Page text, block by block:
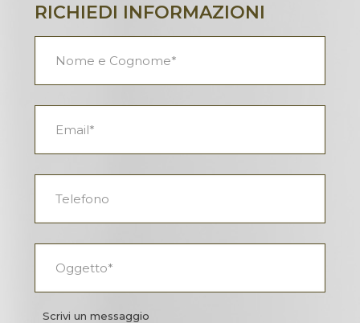
RICHIEDI INFORMAZIONI
Scrivi un messaggio